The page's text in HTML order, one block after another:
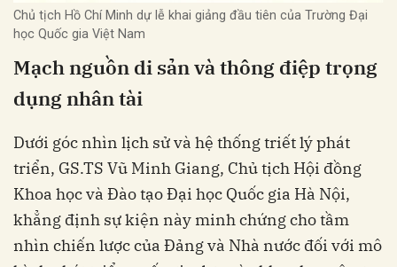
Chủ tịch Hồ Chí Minh dự lễ khai giảng đầu tiên của Trường Đại
học Quốc gia Việt Nam
Mạch nguồn di sản và thông điệp trọng
dụng nhân tài
Dưới góc nhìn lịch sử và hệ thống triết lý phát
triển, GS.TS Vũ Minh Giang, Chủ tịch Hội đồng
Khoa học và Đào tạo Đại học Quốc gia Hà Nội,
khẳng định sự kiện này minh chứng cho tầm
nhìn chiến lược của Đảng và Nhà nước đối với mô